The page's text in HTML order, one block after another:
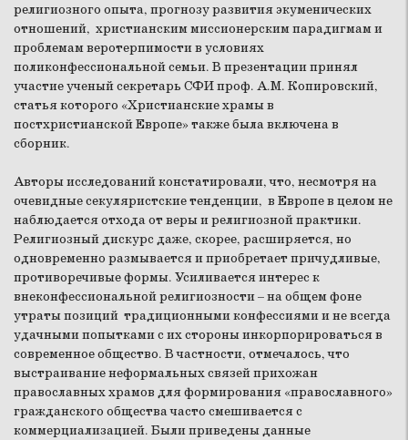
религиозного опыта, прогнозу развития экуменических
отношений, христианским миссионерским парадигмам и
проблемам веротерпимости в условиях
поликонфессиональной семьи. В презентации принял
участие ученый секретарь СФИ проф. А.М. Копировский,
статья которого «Христианские храмы в
постхристианской Европе» также была включена в
сборник.
Авторы исследований констатировали, что, несмотря на
очевидные секуляристские тенденции, в Европе в целом не
наблюдается отхода от веры и религиозной практики.
Религиозный дискурс даже, скорее, расширяется, но
одновременно размывается и приобретает причудливые,
противоречивые формы. Усиливается интерес к
внеконфессиональной религиозности – на общем фоне
утраты позиций традиционными конфессиями и не всегда
удачными попытками с их стороны инкорпорироваться в
современное общество. В частности, отмечалось, что
выстраивание неформальных связей прихожан
православных храмов для формирования «православного»
гражданского общества часто смешивается с
коммерциализацией. Были приведены данные